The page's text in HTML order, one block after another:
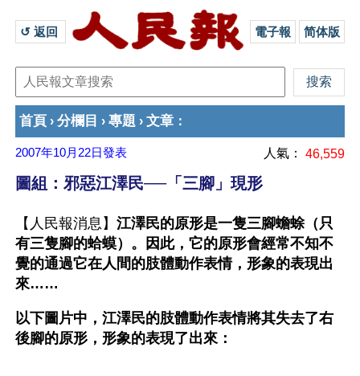
↺ 返回 電子報 简体版
首頁 › 分欄目 › 專題 › 文章 ：
2007年10月22日發表 人氣： 46,559
圖組：邪惡江澤民──「三腳」現形
【人民報消息】 江澤民的原形是一隻三腳蟾蜍（只
有三隻腳的蛤蟆）。因此，它的原形會經常不知不
覺的通過它在人間的肢體動作表情，形象的表現出
來……
以下圖片中，江澤民的肢體動作表情將其失去了右
後腳的原形，形象的表現了出來：